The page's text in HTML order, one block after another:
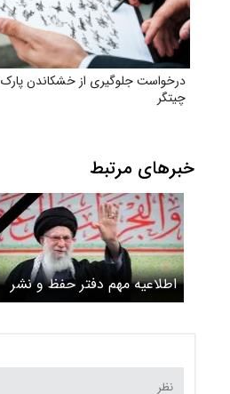
درخواست جلوگیری از خشکاندن پارک
چیتگر
خبرهای مرتبط
اطلاعیه‌ مهم دفتر حفظ و نشر
آثار رهبر انقلاب/ هرگونه